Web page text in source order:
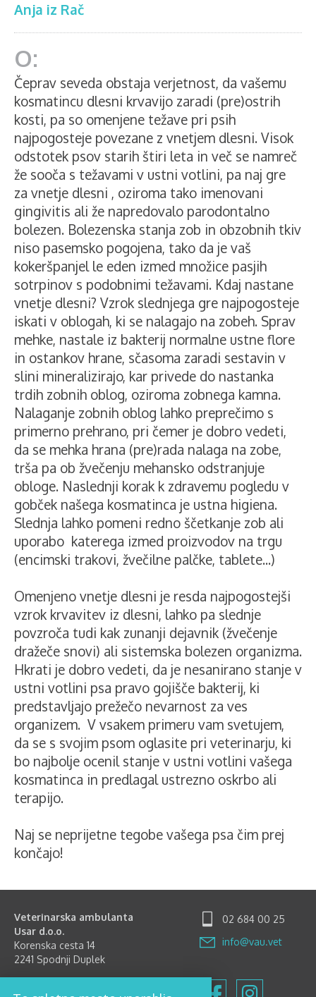
Anja iz Rač
Čeprav seveda obstaja verjetnost, da vašemu
kosmatincu dlesni krvavijo zaradi (pre)ostrih
kosti, pa so omenjene težave pri psih
najpogosteje povezane z vnetjem dlesni. Visok
odstotek psov starih štiri leta in več se namreč
že sooča s težavami v ustni votlini, pa naj gre
za vnetje dlesni , oziroma tako imenovani
gingivitis ali že napredovalo parodontalno
bolezen. Bolezenska stanja zob in obzobnih tkiv
niso pasemsko pogojena, tako da je vaš
kokeršpanjel le eden izmed množice pasjih
sotrpinov s podobnimi težavami. Kdaj nastane
vnetje dlesni? Vzrok slednjega gre najpogosteje
iskati v oblogah, ki se nalagajo na zobeh. Sprav
mehke, nastale iz bakterij normalne ustne flore
in ostankov hrane, sčasoma zaradi sestavin v
slini mineralizirajo, kar privede do nastanka
trdih zobnih oblog, oziroma zobnega kamna.
Nalaganje zobnih oblog lahko preprečimo s
primerno prehrano, pri čemer je dobro vedeti,
da se mehka hrana (pre)rada nalaga na zobe,
trša pa ob žvečenju mehansko odstranjuje
obloge. Naslednji korak k zdravemu pogledu v
gobček našega kosmatinca je ustna higiena.
Slednja lahko pomeni redno ščetkanje zob ali
uporabo katerega izmed proizvodov na trgu
(encimski trakovi, žvečilne palčke, tablete...)
Omenjeno vnetje dlesni je resda najpogostejši
vzrok krvavitev iz dlesni, lahko pa slednje
povzroča tudi kak zunanji dejavnik (žvečenje
dražeče snovi) ali sistemska bolezen organizma.
Hkrati je dobro vedeti, da je nesanirano stanje v
ustni votlini psa pravo gojišče bakterij, ki
predstavljajo prežečo nevarnost za ves
organizem. V vsakem primeru vam svetujem,
da se s svojim psom oglasite pri veterinarju, ki
bo najbolje ocenil stanje v ustni votlini vašega
kosmatinca in predlagal ustrezno oskrbo ali
terapijo.
Naj se neprijetne tegobe vašega psa čim prej
končajo!
Veterinarska ambulanta
Usar d.o.o.
Korenska cesta 14
2241 Spodnji Duplek
02 684 00 25
info@vau.vet